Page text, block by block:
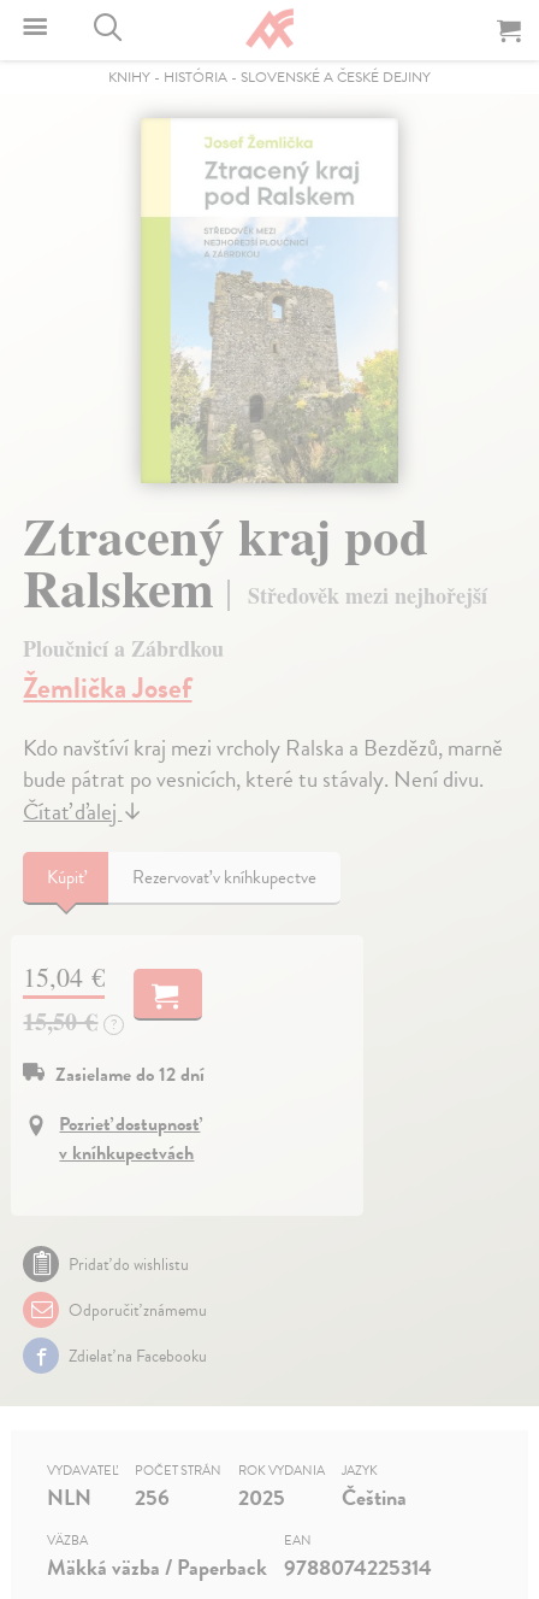
KNIHY - HISTÓRIA - SLOVENSKÉ A ČESKÉ DEJINY
Ztracený kraj pod
Ralskem
Středověk mezi nejhořejší
Ploučnicí a Zábrdkou
Žemlička Josef
Kdo navštíví kraj mezi vrcholy Ralska a Bezdězů, marně
bude pátrat po vesnicích, které tu stávaly. Není divu.
Čítať ďalej ↓
Kúpiť Rezervovať v kníhkupectve
15,04 €
15,50 € ?
Zasielame do 12 dní
Pozrieť dostupnosť
v kníhkupectvách
Pridať do wishlistu
Odporučiť známemu
Zdielať na Facebooku
VYDAVATEĽ
NLN
POČET STRÁN
256
ROK VYDANIA
2025
JAZYK
Čeština
VÄZBA
Mäkká väzba / Paperback
EAN
9788074225314